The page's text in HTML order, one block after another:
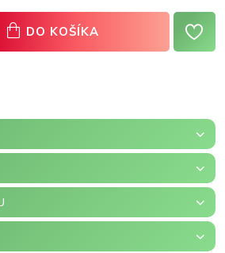
DO KOŠÍKA